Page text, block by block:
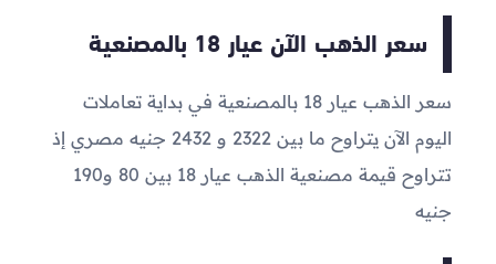
سعر الذهب الآن عيار 18 بالمصنعية
سعر الذهب عيار 18 بالمصنعية في بداية تعاملات
اليوم الآن يتراوح ما بين 2322 و 2432 جنيه مصري إذ
تتراوح قيمة مصنعية الذهب عيار 18 بين 80 و190
جنيه